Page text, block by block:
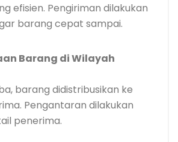
efisien. Pengiriman dilakukan
barang cepat sampai.
Barang di Wilayah
barang didistribusikan ke
Pengantaran dilakukan
penerima.